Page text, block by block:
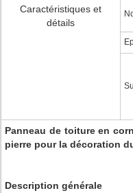
Caractéristiques et
détails
Panneau de toiture en
pierre pour la décoration
Description générale